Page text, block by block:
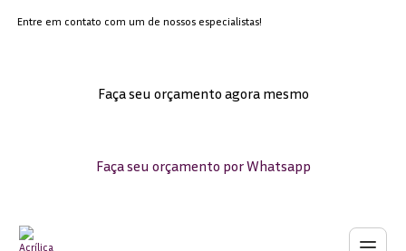
Entre em contato com um de nossos especialistas!
Faça seu orçamento agora mesmo
Faça seu orçamento por Whatsapp